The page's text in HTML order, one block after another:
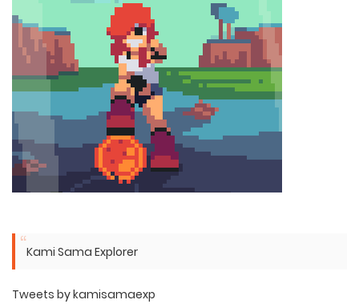
Kami Sama Explorer
Tweets by kamisamaexp